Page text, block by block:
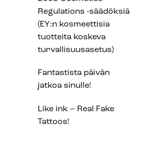
Regulations -säädöksiä
(EY:n kosmeettisia
tuotteita koskeva
turvallisuusasetus)
Fantastista päivän
jatkoa sinulle!
Like ink – Real Fake
Tattoos!